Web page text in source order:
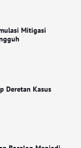
Mitigasi
Deretan Kasus